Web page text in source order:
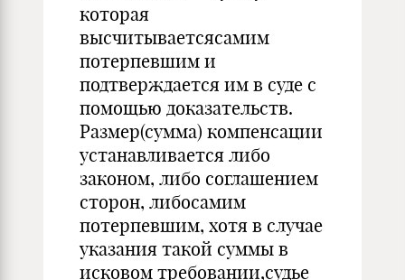
которая
высчитываетсясамим
потерпевшим и
подтверждается им в суде с
помощью доказательств.
Размер(сумма) компенсации
устанавливается либо
законом, либо соглашением
сторон, либосамим
потерпевшим, хотя в случае
указания такой суммы в
исковом требовании,судье